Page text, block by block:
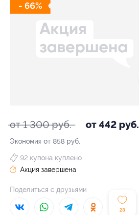
- 66%
от 1 300 руб. от 442 руб.
Экономия от 858 руб.
28
92 купона куплено
Акция завершена
Поделиться с друзьями